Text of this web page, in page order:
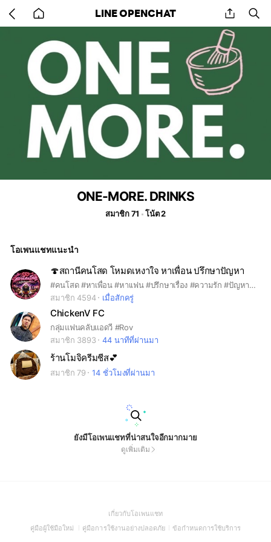
back
to
LINE OPENCHAT share
ONE-MORE. DRINKS
สมาชิก 71 โน้ต 2
โอเพนแชทแนะนำ
🍄สถานีคนโสด โหมดเหงาใจ หาเพื่อน ปรึกษาปัญหา
#คนโสด #หาเพื่อน #หาเเฟน #ปรึกษาเรื่อง #ความรัก #ปัญหาชีวิต #อกหัก รักคุดตุ้ดเมิน เชิญทางนี้
สมาชิก 4594
เมื่อสักครู่
ChickenV FC
กลุ่มแฟนคลับแอดวี #Rov
สมาชิก 3893
44 นาทีที่ผ่านมา
ร้านโมจิครีมชีส💕
สมาชิก 79 14 ชั่วโมงที่ผ่านมา
ยังมีโอเพนแชทที่น่าสนใจอีกมากมาย
ดูเพิ่มเติม
เกี่ยวกับโอเพนแชท(Open
in
คู่มือผู้ใช้มือใหม่
(Open
คู่มือการใช้งานอย่างปลอดภัย(Open
ข้อกำหนดการใช้บริการ(Open